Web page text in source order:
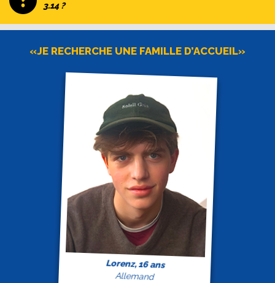
3.14 ?
«JE RECHERCHE UNE FAMILLE D’ACCUEIL»
Lorenz, 16 ans
Allemand